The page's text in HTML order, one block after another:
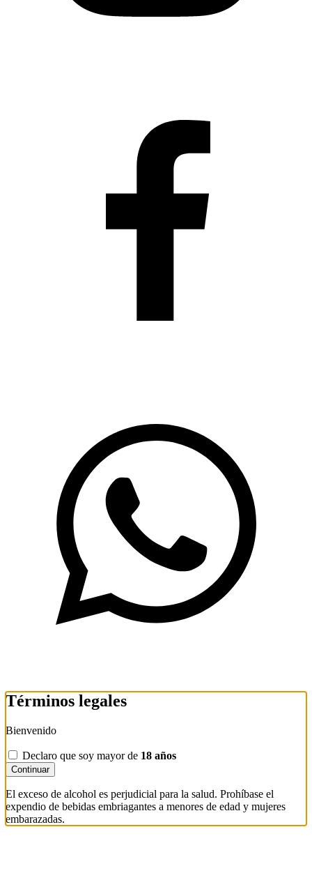
Términos legales
Bienvenido
Declaro que soy mayor de 18 años
Continuar
El exceso de alcohol es perjudicial para la salud. Prohíbase el
expendio de bebidas embriagantes a menores de edad y mujeres
embarazadas.